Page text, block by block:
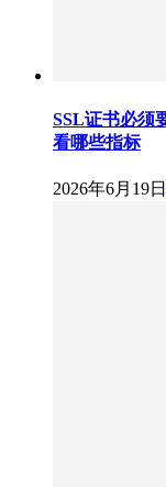
SSL证书必须
看哪些指标
2026年6月19日